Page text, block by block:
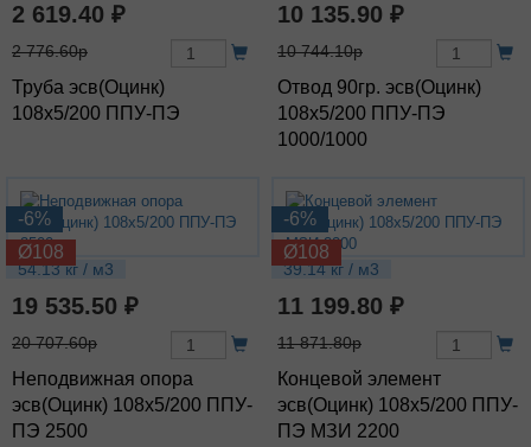
2 619.40 ₽
2 776.60р
Труба эсв(Оцинк)
108х5/200 ППУ-ПЭ
10 135.90 ₽
10 744.10р
Отвод 90гр. эсв(Оцинк)
108х5/200 ППУ-ПЭ
1000/1000
-6%
Ø108
54.13 кг / м3
19 535.50 ₽
20 707.60р
Неподвижная опора
эсв(Оцинк) 108х5/200 ППУ-
ПЭ 2500
-6%
Ø108
39.14 кг / м3
11 199.80 ₽
11 871.80р
Концевой элемент
эсв(Оцинк) 108х5/200 ППУ-
ПЭ МЗИ 2200